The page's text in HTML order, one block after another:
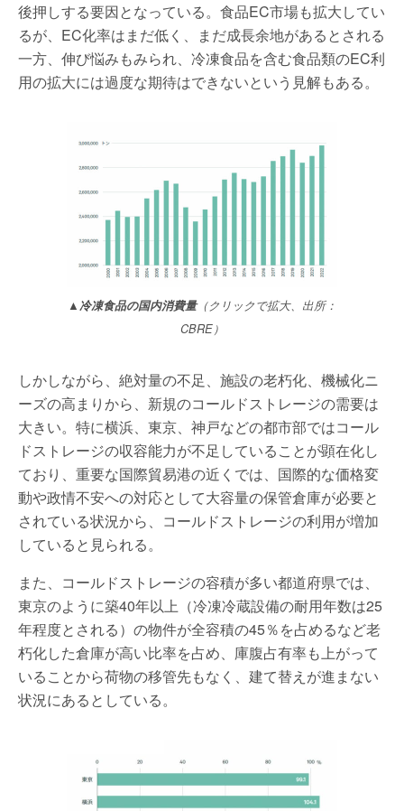
後押しする要因となっている。食品EC市場も拡大してい
るが、EC化率はまだ低く、まだ成長余地があるとされる
一方、伸び悩みもみられ、冷凍食品を含む食品類のEC利
用の拡大には過度な期待はできないという見解もある。
▲冷凍食品の国内消費量（クリックで拡大、出所：
CBRE）
しかしながら、絶対量の不足、施設の老朽化、機械化ニ
ーズの高まりから、新規のコールドストレージの需要は
大きい。特に横浜、東京、神戸などの都市部ではコール
ドストレージの収容能力が不足していることが顕在化し
ており、重要な国際貿易港の近くでは、国際的な価格変
動や政情不安への対応として大容量の保管倉庫が必要と
されている状況から、コールドストレージの利用が増加
していると見られる。
また、コールドストレージの容積が多い都道府県では、
東京のように築40年以上（冷凍冷蔵設備の耐用年数は25
年程度とされる）の物件が全容積の45％を占めるなど老
朽化した倉庫が高い比率を占め、庫腹占有率も上がって
いることから荷物の移管先もなく、建て替えが進まない
状況にあるとしている。